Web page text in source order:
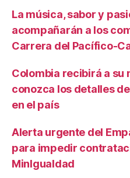
La música, sabor y
acompañarán a los
Carrera del Pacífico-
Colombia recibirá a su
conozca los detalles
en el país
Alerta urgente del
para impedir
MinIgualdad